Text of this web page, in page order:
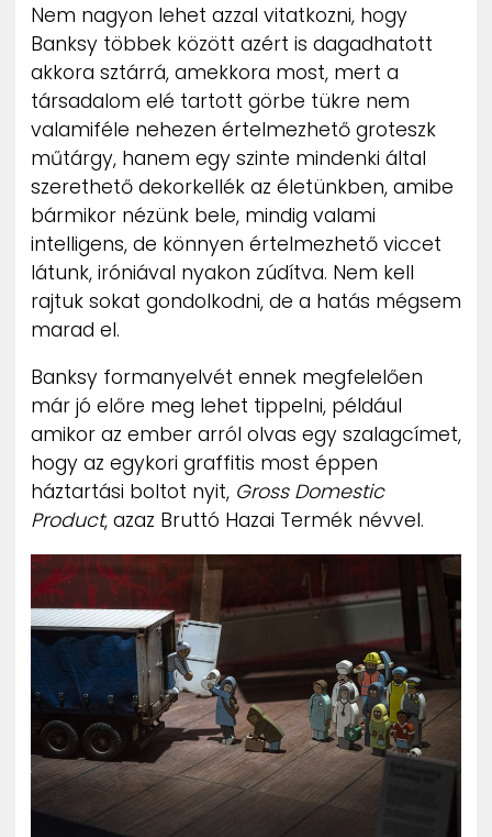
Nem nagyon lehet azzal vitatkozni, hogy
Banksy többek között azért is dagadhatott
akkora sztárrá, amekkora most, mert a
társadalom elé tartott görbe tükre nem
valamiféle nehezen értelmezhető groteszk
műtárgy, hanem egy szinte mindenki által
szerethető dekorkellék az életünkben, amibe
bármikor nézünk bele, mindig valami
intelligens, de könnyen értelmezhető viccet
látunk, iróniával nyakon zúdítva. Nem kell
rajtuk sokat gondolkodni, de a hatás mégsem
marad el.
Banksy formanyelvét ennek megfelelően
már jó előre meg lehet tippelni, például
amikor az ember arról olvas egy szalagcímet,
hogy az egykori graffitis most éppen
háztartási boltot nyit, Gross Domestic
Product, azaz Bruttó Hazai Termék névvel.